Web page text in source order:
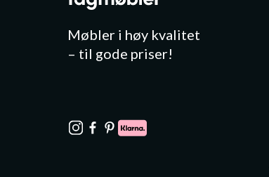
Møbler i høy kvalitet
– til gode priser!